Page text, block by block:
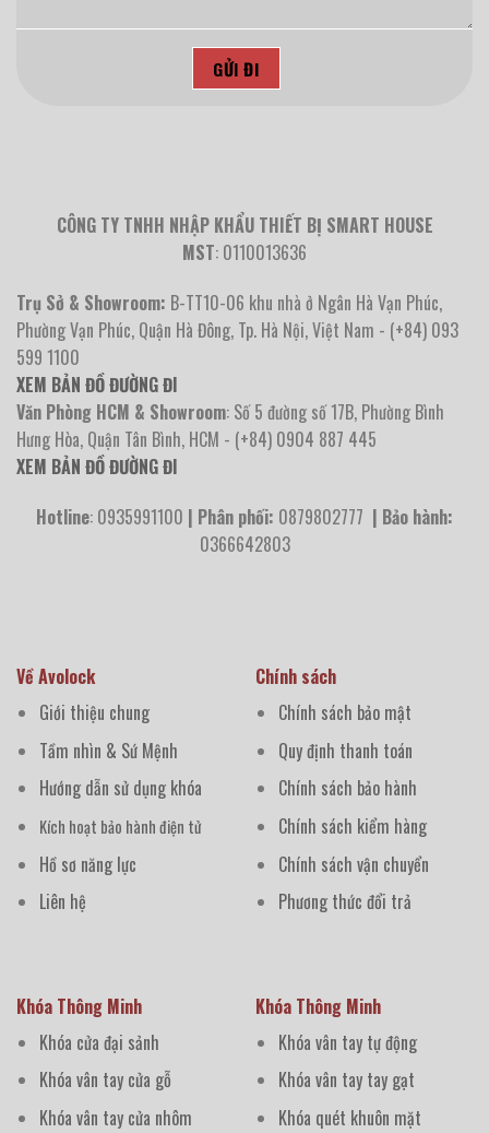
CÔNG TY TNHH NHẬP KHẨU THIẾT BỊ SMART HOUSE
MST: 0110013636
Trụ Sở & Showroom: B-TT10-06 khu nhà ở Ngân Hà Vạn Phúc,
Phường Vạn Phúc, Quận Hà Đông, Tp. Hà Nội, Việt Nam - (+84) 093
599 1100
XEM BẢN ĐỒ ĐƯỜNG ĐI
Văn Phòng HCM & Showroom: Số 5 đường số 17B, Phường Bình
Hưng Hòa, Quận Tân Bình, HCM - (+84) 0904 887 445
XEM BẢN ĐỒ ĐƯỜNG ĐI
Hotline: 0935991100 | Phân phối: 0879802777 | Bảo hành:
0366642803
Về Avolock
Giới thiệu chung
Tầm nhìn & Sứ Mệnh
Hướng dẫn sử dụng khóa
Kích hoạt bảo hành điện tử
Hồ sơ năng lực
Liên hệ
Chính sách
Chính sách bảo mật
Quy định thanh toán
Chính sách bảo hành
Chính sách kiểm hàng
Chính sách vận chuyển
Phương thức đổi trả
Khóa Thông Minh
Khóa cửa đại sảnh
Khóa vân tay cửa gỗ
Khóa vân tay cửa nhôm
Khóa Thông Minh
Khóa vân tay tự động
Khóa vân tay tay gạt
Khóa quét khuôn mặt